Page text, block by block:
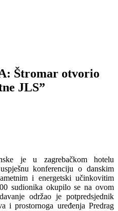
Štromar otvorio
JLS”
je u zagrebačkom hotelu
konferenciju o danskim
i energetski učinkovitim
sudionika okupilo se na ovom
održao je potpredsjednik
i prostornoga uređenja Predrag